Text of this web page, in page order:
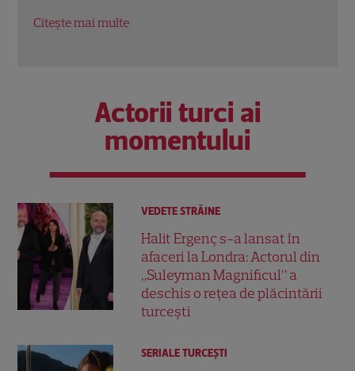
Citește mai multe
Actorii turci ai
momentului
VEDETE STRĂINE
Halit Ergenç s-a lansat în
afaceri la Londra: Actorul din
„Suleyman Magnificul” a
deschis o rețea de plăcintării
turcești
SERIALE TURCEŞTI